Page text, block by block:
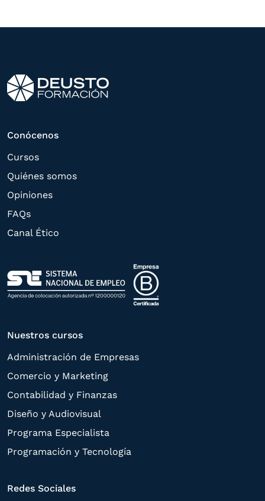
otros directamente relacionados con el
correspondiente. Compartiremos su
solicitud con las empresas que conforman
estas puedan hacerle llegar la mejor
oferta de productos y servicios de acuerdo
a su petición. Quedan reconocidos los
limitación, tal y como se explica en la
Política de Privacidad
Conócenos
Cursos
Quiénes somos
Opiniones
FAQs
Canal Ético
Nuestros cursos
Administración de Empresas
Comercio y Marketing
Contabilidad y Finanzas
Diseño y Audiovisual
Programa Especialista
Programación y Tecnología
Redes Sociales